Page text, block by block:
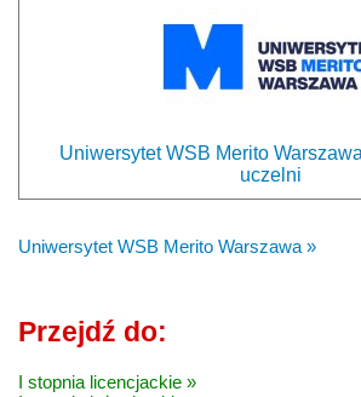
Uniwersytet WSB Merito
uczelni
Uniwersytet WSB Merito Warszawa »
Przejdź do:
I stopnia licencjackie »